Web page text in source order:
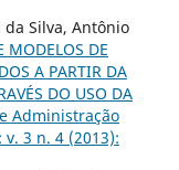
Silva, Antônio
MODELOS DE
A PARTIR DA
DO USO DA
Administração
3 n. 4 (2013):